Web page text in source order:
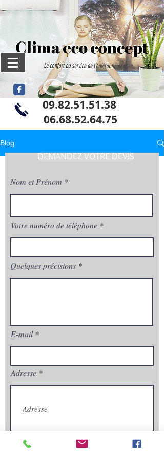
09.82.51.51.38
06.68.52.64.75
Blog
DEMANDEZ VOTRE DEVIS
Nom et Prénom
Votre numéro de téléphone
Quelques précisions
E-mail
Adresse
Envoyez